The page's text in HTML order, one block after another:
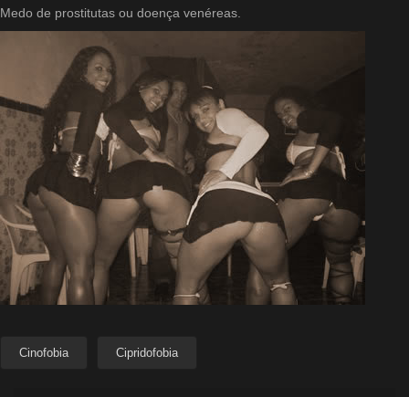
Medo de prostitutas ou doença venéreas.
Cinofobia Cipridofobia